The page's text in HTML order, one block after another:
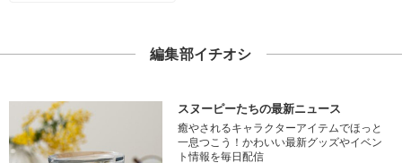
編集部イチオシ
スヌーピーたちの最新ニュース
癒やされるキャラクターアイテムでほっと
一息つこう！かわいい最新グッズやイベン
ト情報を毎日配信